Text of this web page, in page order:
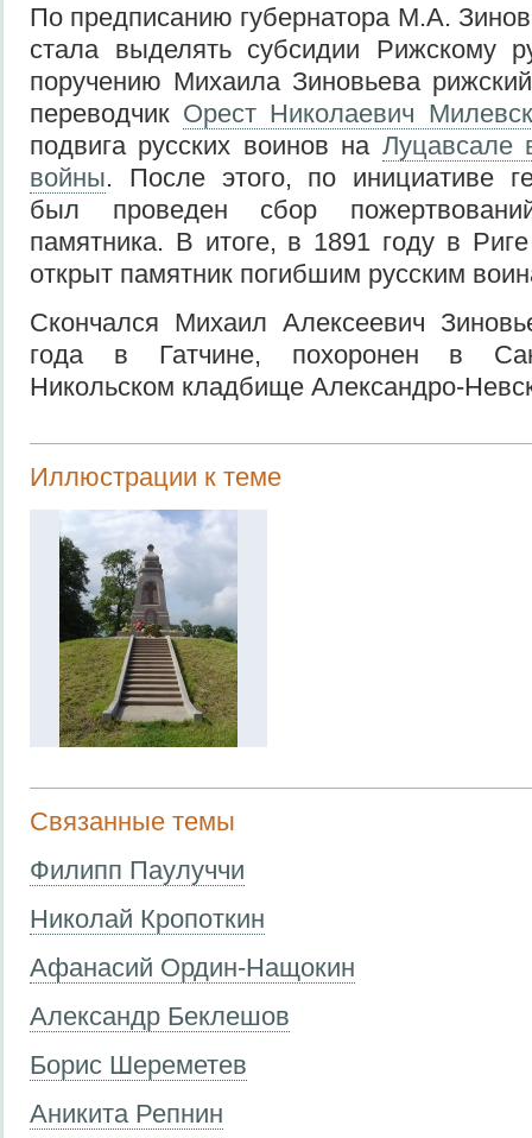
По предписанию губернатора М.А.
стала выделять субсидии Рижскому
поручению Михаила Зиновьева
переводчик Орест Николаевич
подвига русских воинов на Луцавсале
войны. После этого, по инициативе
был проведен сбор
памятника. В итоге, в 1891 году в
открыт памятник погибшим русским
Скончался Михаил Алексеевич
года в Гатчине, похоронен в
Никольском кладбище Александро-
Иллюстрации к теме
Связанные темы
Филипп Паулуччи
Николай Кропоткин
Афанасий Ордин-Нащокин
Александр Беклешов
Борис Шереметев
Аникита Репнин